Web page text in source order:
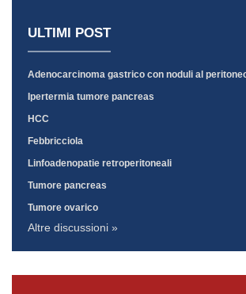
ULTIMI POST
Adenocarcinoma gastrico con noduli al
Ipertermia tumore pancreas
HCC
Febbricciola
Linfoadenopatie retroperitoneali
Tumore pancreas
Tumore ovarico
Altre discussioni »